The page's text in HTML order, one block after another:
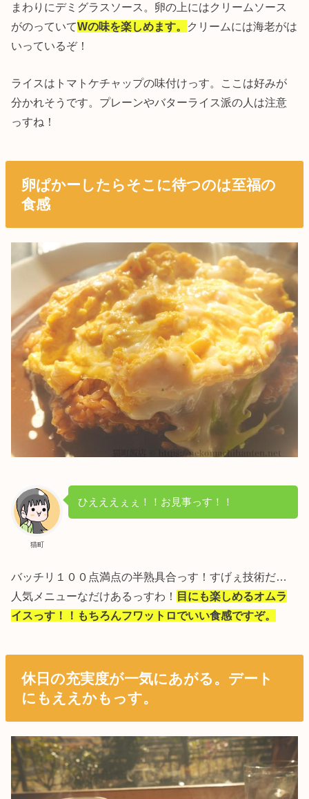
まわりにデミグラスソース。卵の上にはクリームソース
がのっていてWの味を楽しめます。 クリームには海老がは
いっているぞ！
ライスはトマトケチャップの味付けっす。ここは好みが
分かれそうです。プレーンやバターライス派の人は注意
っすね！
卵ぱかーしたらそこに待つのは至福の
食感
猫町
ひえええぇぇ！！お見事っす！！
バッチリ１００点満点の半熟具合っす！すげぇ技術だ…
人気メニューなだけあるっすわ！ 目にも楽しめるオムラ
イスっす！！もちろんフワットロでいい食感ですぞ。
休日の充実度が一気にあがる。デート
にもええかもっす。